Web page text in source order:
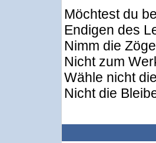
Möchtest du
Endigen des
Nimm die
Nicht zum
Wähle nicht
Nicht die